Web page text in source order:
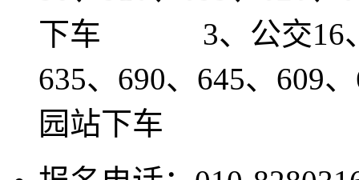
下车 3、公交16、
635、690、645、609
园站下车